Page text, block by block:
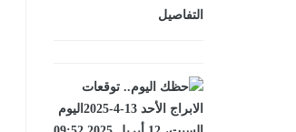
التفاصيل